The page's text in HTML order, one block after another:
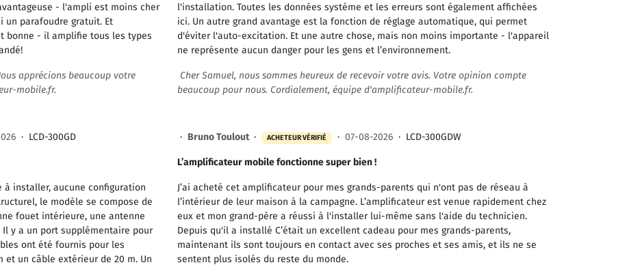
- l'ampli est moins cher
un parafoudre gratuit. Et
bonne - il amplifie tous les types
apprécions beaucoup votre
mobile.fr.
l'installation. Toutes les données système et les erreurs sont également affichées
ici. Un autre grand avantage est la fonction de réglage automatique, qui permet
d'éviter l'auto-excitation. Et une autre chose, mais non moins importante - l'appareil
ne représente aucun danger pour les gens et l’environnement.
Cher Samuel, nous sommes heureux de recevoir votre avis. Votre opinion compte
beaucoup pour nous. Cordialement, équipe d'amplificateur-mobile.fr.
· LCD-300GD
installer, aucune configuration
le modèle se compose de
fouet intérieure, une antenne
y a un port supplémentaire pour
ont été fournis pour les
un câble extérieur de 20 m. Un
· Bruno Toulout · ACHETEUR VÉRIFIÉ · 07-08-2026 · LCD-300GDW
L’amplificateur mobile fonctionne super bien !
J’ai acheté cet amplificateur pour mes grands-parents qui n'ont pas de réseau à
l’intérieur de leur maison à la campagne. L’amplificateur est venue rapidement chez
eux et mon grand-père a réussi à l'installer lui-même sans l'aide du technicien.
Depuis qu'il a installé C’était un excellent cadeau pour mes grands-parents,
maintenant ils sont toujours en contact avec ses proches et ses amis, et ils ne se
sentent plus isolés du reste du monde.